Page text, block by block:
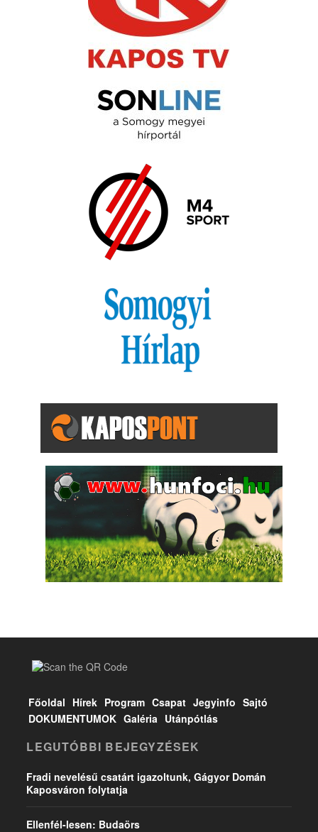
Főoldal Hírek Program Csapat Jegyinfo Sajtó
DOKUMENTUMOK Galéria Utánpótlás
LEGUTÓBBI BEJEGYZÉSEK
Fradi nevelésű csatárt igazoltunk, Gágyor Domán
Kaposváron folytatja
Ellenfél-lesen: Budaörs